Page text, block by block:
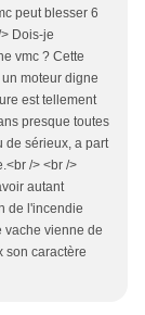
peut blesser 6
Dois-je
vmc ? Cette
moteur digne
est tellement
presque toutes
de sérieux, a part
/> <br />
autant
de l'incendie
vache vienne de
son caractère